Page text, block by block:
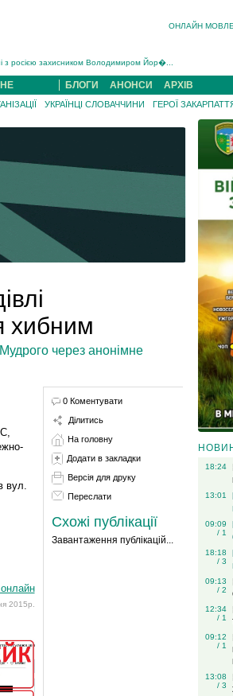
ОНЛАЙН
з росією захисником Володимиром Йор�...
Богданом Югасом, який два роки �...
Хустщині Юліана Гербея (ФОТО)[/gree...
Роздяловський (ФОТО)...
постраждали 13 людей (ФОТО)...
за обвинувачен...
БЛОГИ АНОНСИ АРХІВ
УКРАЇНЦІ СЛОВАЧЧИНИ ГЕРОЇ
хибним
через анонімне
вул.
2015р.
0 Коментувати
Ділитись
На головну
Додати в закладки
Версія для друку
Переслати
Схожі публікації
Завантаження публікацій...
18:24
13:01
09:09
/ 1
18:18
/ 3
09:13
/ 2
12:34
/ 1
09:12
/ 1
13:08
/ 3